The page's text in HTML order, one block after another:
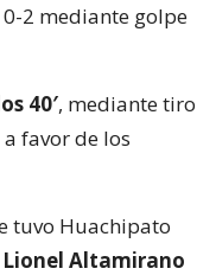
2 mediante golpe
40′, mediante tiro
favor de los
tuvo Huachipato
Lionel Altamirano